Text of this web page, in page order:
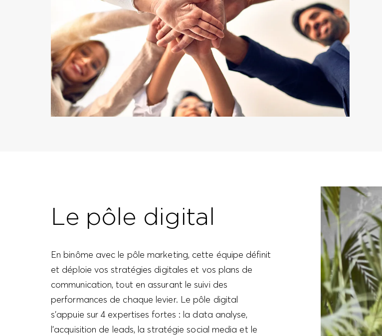
Le pôle digital
En binôme avec le pôle marketing, cette équipe définit
et déploie vos stratégies digitales et vos plans de
communication, tout en assurant le suivi des
performances de chaque levier. Le pôle digital
s’appuie sur 4 expertises fortes : la data analyse,
l’acquisition de leads, la stratégie social media et le